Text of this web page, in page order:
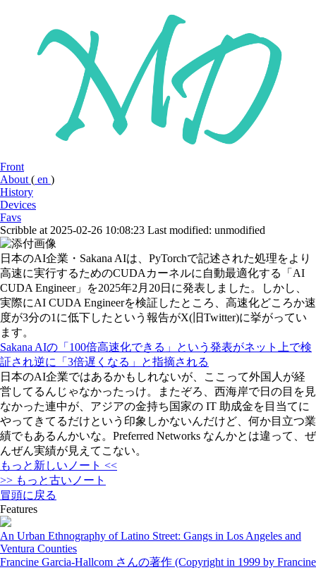
Front
About ( en )
History
Devices
Favs
Scribble at 2025-02-26 10:08:23 Last modified: unmodified
日本のAI企業・Sakana AIは、PyTorchで記述された処理をより
高速に実行するためのCUDAカーネルに自動最適化する「AI
CUDA Engineer」を2025年2月20日に発表しました。しかし、
実際にAI CUDA Engineerを検証したところ、高速化どころか速
度が3分の1に低下したという報告がX(旧Twitter)に挙がってい
ます。
Sakana AIの「100倍高速化できる」という発表がネット上で検
証され逆に「3倍遅くなる」と指摘される
日本のAI企業ではあるかもしれないが、ここって外国人が経
営してるんじゃなかったっけ。またぞろ、西海岸で日の目を見
なかった連中が、アジアの金持ち国家の IT 助成金を目当てに
やってきてるだけという印象しかないんだけど、何か目立つ業
績でもあるんかいな。Preferred Networks なんかとは違って、ぜ
んぜん実績が見えてこない。
もっと新しいノート <<
>> もっと古いノート
冒頭に戻る
Features
An Urban Ethnography of Latino Street: Gangs in Los Angeles and
Ventura Counties
Francine Garcia-Hallcom さんの著作 (Copyright in 1999 by Francine